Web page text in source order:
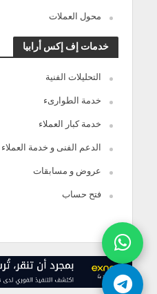
محول العملات
خدمات إف إكس أرابيا
التحليلات الفنية
خدمة الطوارىء
خدمة كبار العملاء
الدعم الفنى و خدمة العملاء
عروض و مسابقات
فتح حساب